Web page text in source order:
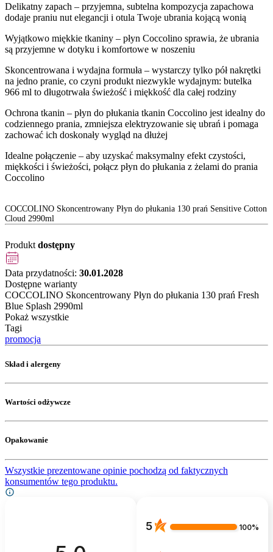
Delikatny zapach – przyjemna, subtelna kompozycja zapachowa
dodaje praniu nut elegancji i otula Twoje ubrania kojącą wonią
Wyjątkowo miękkie tkaniny – płyn Coccolino sprawia, że ubrania
są przyjemne w dotyku i komfortowe w noszeniu
Skoncentrowana i wydajna formuła – wystarczy tylko pół nakrętki
na jedno pranie, co czyni produkt niezwykle wydajnym: butelka
966 ml to długotrwała świeżość i miękkość dla całej rodziny
Ochrona tkanin – płyn do płukania tkanin Coccolino jest idealny do
codziennego prania, zmniejsza elektryzowanie się ubrań i pomaga
zachować ich doskonały wygląd na dłużej
Idealne połączenie – aby uzyskać maksymalny efekt czystości,
miękkości i świeżości, połącz płyn do płukania z żelami do prania
Coccolino
COCCOLINO Skoncentrowany Płyn do płukania 130 prań Sensitive Cotton
Cloud 2990ml
Produkt dostępny
Data przydatności: 30.01.2028
Dostępne warianty
COCCOLINO Skoncentrowany Płyn do płukania 130 prań Fresh
Blue Splash 2990ml
Pokaż wszystkie
Tagi
promocja
Skład i alergeny
Wartości odżywcze
Opakowanie
Wszystkie prezentowane opinie pochodzą od faktycznych
konsumentów tego produktu.
5 100%